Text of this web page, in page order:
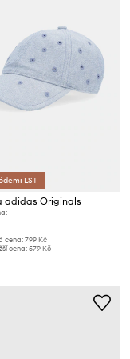
LST
adidas Originals
cena:799 Kč
cena:579 Kč